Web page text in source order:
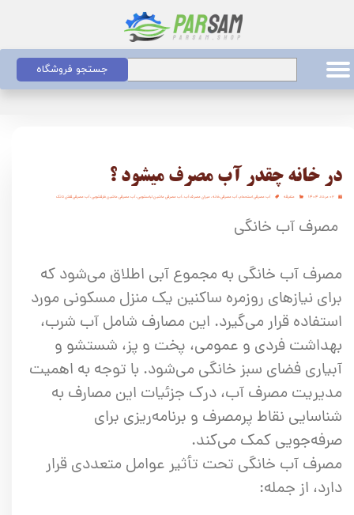
جستجو فروشگاه
در خانه چقدر آب مصرف میشود ؟
۰۲ مرداد ۱۴۰۴ متفرقه آب مصرفی استحمام،آب مصرفی خانه،میزان مصرف آب،آب مصرفی ماشین لباسشویی،آب مصرفی ماشین ظرفشویی،آب مصرفی فلش تانک
مصرف آب خانگی
مصرف آب خانگی به مجموع آبی اطلاق می‌شود که
برای نیازهای روزمره ساکنین یک منزل مسکونی مورد
استفاده قرار می‌گیرد. این مصارف شامل آب شرب،
بهداشت فردی و عمومی، پخت و پز، شستشو و
آبیاری فضای سبز خانگی می‌شود. با توجه به اهمیت
مدیریت مصرف آب، درک جزئیات این مصارف به
شناسایی نقاط پرمصرف و برنامه‌ریزی برای
صرفه‌جویی کمک می‌کند.
مصرف آب خانگی تحت تأثیر عوامل متعددی قرار
دارد، از جمله: